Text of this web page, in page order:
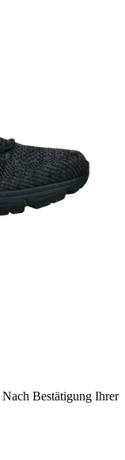
Nach Bestätigung Ihrer